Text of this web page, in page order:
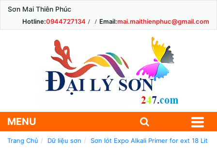
Sơn Mai Thiên Phúc
Hotline:0944727134 Email:mai.maithienphuc@gmail.com
MENU
Trang Chủ Dữ liệu sơn Sơn lót Expo Alkali Primer for ext 18 Lit